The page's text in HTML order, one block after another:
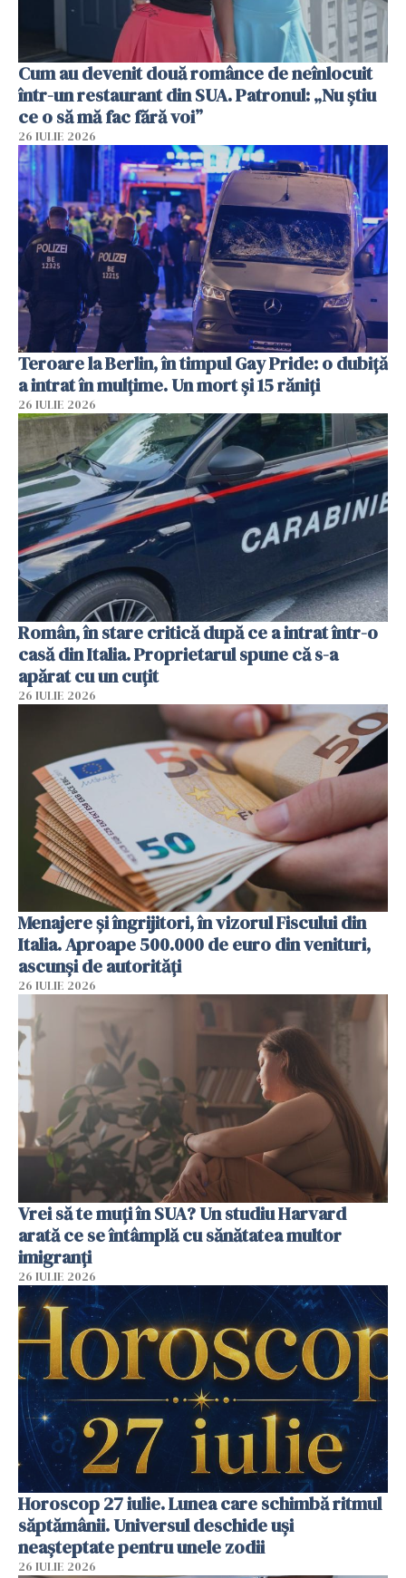
Cum au devenit două românce de neînlocuit
într-un restaurant din SUA. Patronul: „Nu știu
ce o să mă fac fără voi”
26 IULIE 2026
Teroare la Berlin, în timpul Gay Pride: o dubiță
a intrat în mulțime. Un mort și 15 răniți
26 IULIE 2026
Român, în stare critică după ce a intrat într-o
casă din Italia. Proprietarul spune că s-a
apărat cu un cuțit
26 IULIE 2026
Menajere și îngrijitori, în vizorul Fiscului din
Italia. Aproape 500.000 de euro din venituri,
ascunși de autorități
26 IULIE 2026
Vrei să te muți în SUA? Un studiu Harvard
arată ce se întâmplă cu sănătatea multor
imigranți
26 IULIE 2026
Horoscop 27 iulie. Lunea care schimbă ritmul
săptămânii. Universul deschide uși
neașteptate pentru unele zodii
26 IULIE 2026